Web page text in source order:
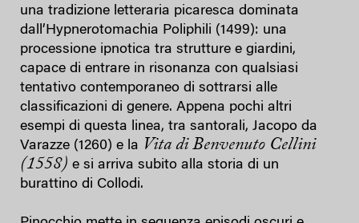
una tradizione letteraria picaresca dominata
dall’Hypnerotomachia Poliphili (1499): una
processione ipnotica tra strutture e giardini,
capace di entrare in risonanza con qualsiasi
tentativo contemporaneo di sottrarsi alle
classificazioni di genere. Appena pochi altri
esempi di questa linea, tra santorali, Jacopo da
Varazze (1260) e la Vita di Benvenuto Cellini
(1558) e si arriva subito alla storia di un
burattino di Collodi.